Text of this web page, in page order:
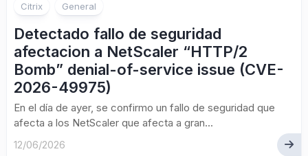
Citrix General
Detectado fallo de seguridad
afectacion a NetScaler “HTTP/2
Bomb” denial-of-service issue (CVE-
2026-49975)
En el día de ayer, se confirmo un fallo de seguridad que
afecta a los NetScaler que afecta a gran...
12/06/2026